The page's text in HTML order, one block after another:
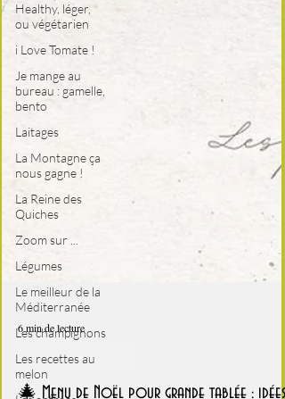
Healthy, léger,
ou végétarien
i Love Tomate !
Je mange au
bureau : gamelle,
bento
Laitages
La Montagne ça
nous gagne !
La Reine des
Quiches
Zoom sur ...
Légumes
Le meilleur de la
Méditerranée
Les champignons
Les recettes au
melon
6 min de lecture
fêtes de fin d'année